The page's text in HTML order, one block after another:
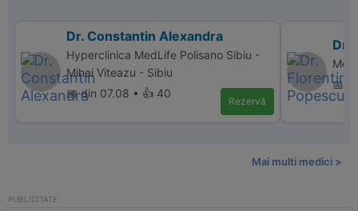
Dr. Constantin Alexandra
Hyperclinica MedLife Polisano Sibiu -
Mihai Viteazu - Sibiu
📅 din 07.08 • 👍 40
Rezervă
Dr.
📅
Mai multi medici >